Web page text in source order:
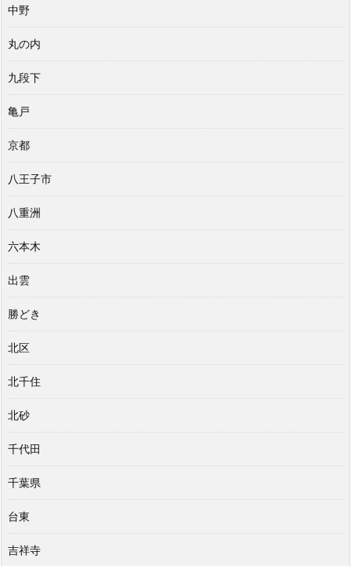
中野
丸の内
九段下
亀戸
京都
八王子市
八重洲
六本木
出雲
勝どき
北区
北千住
北砂
千代田
千葉県
台東
吉祥寺